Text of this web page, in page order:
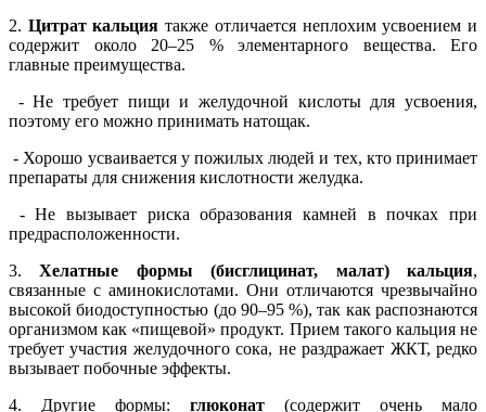
2. Цитрат кальция также отличается неплохим усвоением и
содержит около 20–25 % элементарного вещества. Его
главные преимущества.
- Не требует пищи и желудочной кислоты для усвоения,
поэтому его можно принимать натощак.
- Хорошо усваивается у пожилых людей и тех, кто принимает
препараты для снижения кислотности желудка.
- Не вызывает риска образования камней в почках при
предрасположенности.
3.Хелатные формы (бисглицинат, малат) кальция,
связанные с аминокислотами. Они отличаются чрезвычайно
высокой биодоступностью (до 90–95 %), так как распознаются
организмом как «пищевой» продукт. Прием такого кальция не
требует участия желудочного сока, не раздражает ЖКТ, редко
вызывает побочные эффекты.
4. Другие формы: глюконат (содержит очень мало